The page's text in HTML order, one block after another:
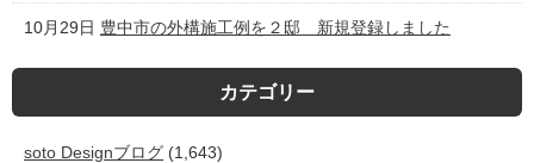
10月29日 豊中市の外構施工例を２邸 新規登録しました
カテゴリー
soto Designブログ (1,643)